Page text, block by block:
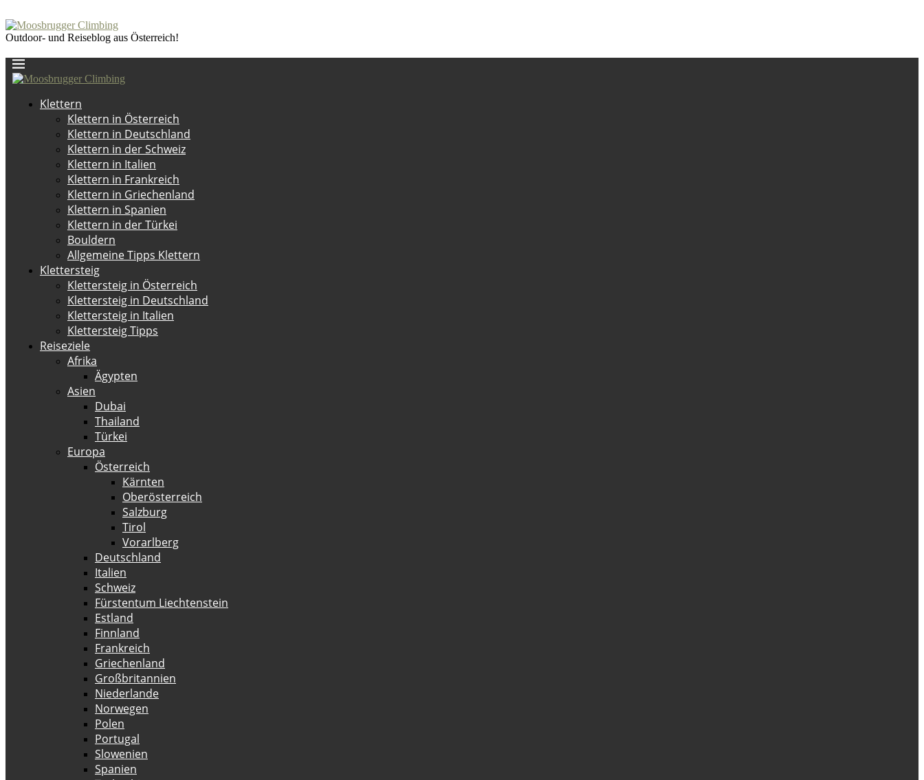
Outdoor- und Reiseblog aus Österreich!
Klettern
Klettern in Österreich
Klettern in Deutschland
Klettern in der Schweiz
Klettern in Italien
Klettern in Frankreich
Klettern in Griechenland
Klettern in Spanien
Klettern in der Türkei
Bouldern
Allgemeine Tipps Klettern
Klettersteig
Klettersteig in Österreich
Klettersteig in Deutschland
Klettersteig in Italien
Klettersteig Tipps
Reiseziele
Afrika
Ägypten
Asien
Dubai
Thailand
Türkei
Europa
Österreich
Kärnten
Oberösterreich
Salzburg
Tirol
Vorarlberg
Deutschland
Italien
Schweiz
Fürstentum Liechtenstein
Estland
Finnland
Frankreich
Griechenland
Großbritannien
Niederlande
Norwegen
Polen
Portugal
Slowenien
Spanien